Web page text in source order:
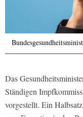
Das
Ständigen
vorgestellt. Ein